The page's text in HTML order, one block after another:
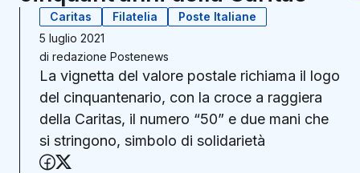
Caritas Filatelia
Poste Italiane
5 luglio 2021
di redazione Postenews
La vignetta del valore postale richiama il logo
del cinquantenario, con la croce a raggiera
della Caritas, il numero “50” e due mani che
si stringono, simbolo di solidarietà
Condividi su Facebook